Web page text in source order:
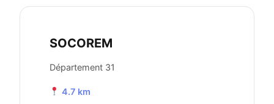
SOCOREM
Département 31
4.7 km